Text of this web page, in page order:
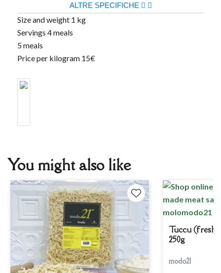
ALTRE SPECIFICHE
Size and weight 1 kg
Servings 4 meals
5 meals
Price per kilogram 15€
You might also like
Tuccu (fresh
250g
modo21